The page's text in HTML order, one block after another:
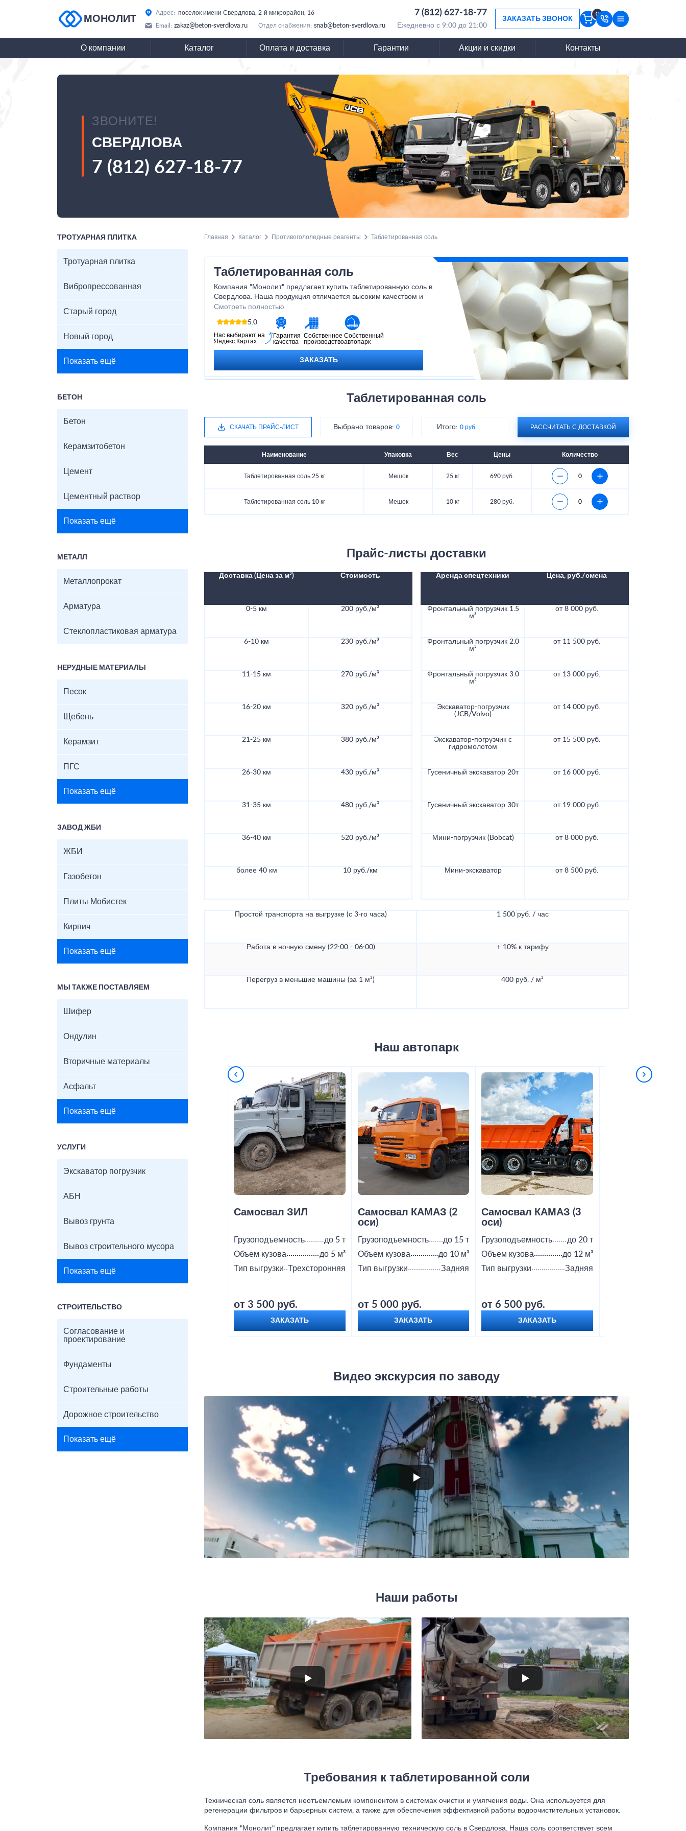
МОНОЛИТ
Адрес: поселок имени Свердлова, 2-й микрорайон, 16 7 (812) 627-18-77
Email: zakaz@beton-sverdlova.ru Отдел снабжения: snab@beton-sverdlova.ru Ежедневно с 9:00 до 21:00
ЗАКАЗАТЬ ЗВОНОК
0
О компании Каталог Оплата и доставка Гарантии Акции и скидки Контакты
ЗВОНИТЕ!
СВЕРДЛОВА
7 (812) 627-18-77
ТРОТУАРНАЯ ПЛИТКА
Тротуарная плитка
Вибропрессованная
Старый город
Новый город
Показать ещё
БЕТОН
Бетон
Керамзитобетон
Цемент
Цементный раствор
Показать ещё
МЕТАЛЛ
Металлопрокат
Арматура
Стеклопластиковая арматура
НЕРУДНЫЕ МАТЕРИАЛЫ
Песок
Щебень
Керамзит
ПГС
Показать ещё
ЗАВОД ЖБИ
ЖБИ
Газобетон
Плиты Мобистек
Кирпич
Показать ещё
МЫ ТАКЖЕ ПОСТАВЛЯЕМ
Шифер
Ондулин
Вторичные материалы
Асфальт
Показать ещё
УСЛУГИ
Экскаватор погрузчик
АБН
Вывоз грунта
Вывоз строительного мусора
Показать ещё
СТРОИТЕЛЬСТВО
Согласование и
проектирование
Фундаменты
Строительные работы
Дорожное строительство
Показать ещё
Главная Каталог Противогололедные реагенты Таблетированная соль
Таблетированная соль
Компания "Монолит" предлагает купить таблетированную соль в
Свердлова. Наша продукция отличается высоким качеством и
доступной ценой. Таблетированная соль удобна в использовании и
идеально подходит для приготовления пищи. Мы гарантируем, что
наша соль не содержит вредных примесей и полностью
соответствует всем стандартам качества. Заказать таблетированную
соль можно на нашем сайте или по телефону. Мы осуществляем
Смотреть полностью
5.0
Нас выбирают на
Яндекс.Картах
Гарантия
качества
Собственное
производство
Собственный
автопарк
ЗАКАЗАТЬ
Таблетированная соль
СКАЧАТЬ ПРАЙС-ЛИСТ Выбрано товаров: 0 Итого:0 руб. РАССЧИТАТЬ С ДОСТАВКОЙ
Наименование Упаковка Вес Цены Количество
Таблетированная соль 25 кг Мешок 25 кг 690 руб.
Таблетированная соль 10 кг Мешок 10 кг 280 руб.
Прайс-листы доставки
Доставка (Цена за м³) Стоимость
0-5 км 200 руб./м³
6-10 км 230 руб./м³
11-15 км 270 руб./м³
16-20 км 320 руб./м³
21-25 км 380 руб./м³
26-30 км 430 руб./м³
31-35 км 480 руб./м³
36-40 км 520 руб./м³
более 40 км 10 руб./км
Аренда спецтехники Цена, руб./смена
Фронтальный погрузчик 1.5
м³
от 8 000 руб.
Фронтальный погрузчик 2.0
м³
от 11 500 руб.
Фронтальный погрузчик 3.0
м³
от 13 000 руб.
Экскаватор-погрузчик
(JCB/Volvo)
от 14 000 руб.
Экскаватор-погрузчик с
гидромолотом
от 15 500 руб.
Гусеничный экскаватор 20т от 16 000 руб.
Гусеничный экскаватор 30т от 19 000 руб.
Мини-погрузчик (Bobcat) от 8 000 руб.
Мини-экскаватор от 8 500 руб.
Простой транспорта на выгрузке (с 3-го часа) 1 500 руб. / час
Работа в ночную смену (22:00 - 06:00) + 10% к тарифу
Перегруз в меньшие машины (за 1 м³) 400 руб. / м³
Наш автопарк
Самосвал ЗИЛ
Грузоподъемность
до 5 т
Объем кузова
до 5 м³
Тип выгрузки Трехсторонняя
от 3 500 руб.
ЗАКАЗАТЬ
Самосвал КАМАЗ (2
оси)
Грузоподъемность
до 15 т
Объем кузова
до 10 м³
Тип выгрузки
Задняя
от 5 000 руб.
ЗАКАЗАТЬ
Самосвал КАМАЗ (3
оси)
Грузоподъемность
до 20 т
Объем кузова
до 12 м³
Тип выгрузки
Задняя
от 6 500 руб.
ЗАКАЗАТЬ
Видео экскурсия по заводу
Наши работы
Требования к таблетированной соли
Техническая соль является неотъемлемым компонентом в системах очистки и умягчения воды. Она используется для
регенерации фильтров и барьерных систем, а также для обеспечения эффективной работы водоочистительных установок.
Компания "Монолит" предлагает купить таблетированную техническую соль в Свердлова. Наша соль соответствует всем